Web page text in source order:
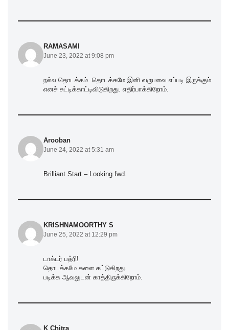
RAMASAMI
June 23, 2022 at 9:08 pm
நல்ல தொடக்கம். தொடக்கமே இனி வருபவை எப்படி இருக்கும்
எனச் சுட்டிக்காட்டிவிடுகிறது. எதிர்பாக்கிறோம்.
Arooban
June 24, 2022 at 5:31 am
Brilliant Start – Looking fwd.
KRISHNAMOORTHY S
June 25, 2022 at 12:29 pm
டாக்டர் பத்ரி!
தொடக்கமே களை கட்டுகிறது.
படிக்க ஆவலுடன் காத்திருக்கிறோம்.
K Chitra